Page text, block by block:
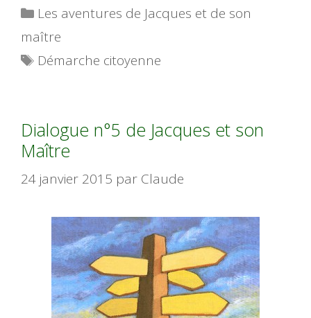
Catégories
Les aventures de Jacques et de son
maître
Étiquettes
Démarche citoyenne
Dialogue n°5 de Jacques et son
Maître
24 janvier 2015 par Claude